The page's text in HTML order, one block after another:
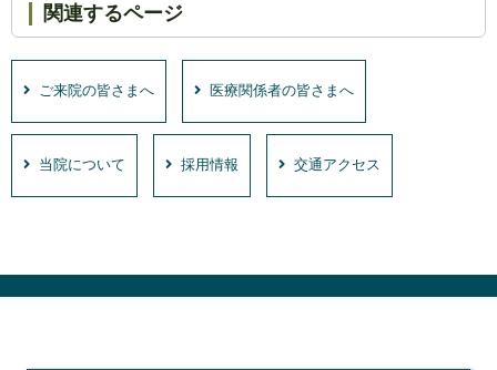
関連するページ
ご来院の皆さまへ 医療関係者の皆さまへ
当院について 採用情報 交通アクセス